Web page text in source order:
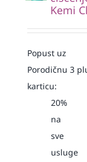
Kemi
Popust uz
Porodičnu 3
karticu:
20%
na
sve
usluge